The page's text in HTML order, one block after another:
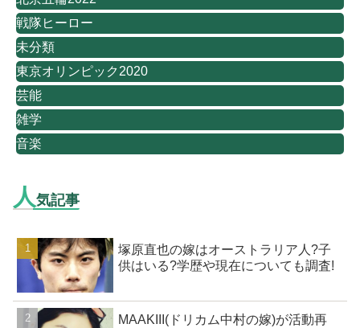
戦隊ヒーロー
未分類
東京オリンピック2020
芸能
雑学
音楽
人気記事
塚原直也の嫁はオーストラリア人?子
供はいる?学歴や現在についても調査!
MAAKIII(ドリカム中村の嫁)が活動再